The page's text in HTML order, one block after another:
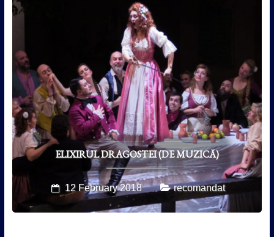
ELIXIRUL DRAGOSTEI (DE MUZICĂ)
12 February 2018 recomandat